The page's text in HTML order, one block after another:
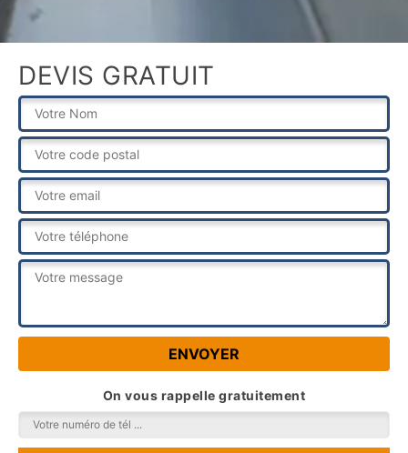
DEVIS GRATUIT
On vous rappelle gratuitement